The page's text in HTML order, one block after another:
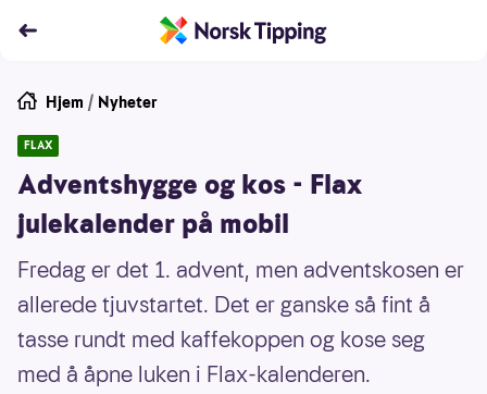
Hjem / Nyheter
FLAX
Adventshygge og kos - Flax
julekalender på mobil
Fredag er det 1. advent, men adventskosen er
allerede tjuvstartet. Det er ganske så fint å
tasse rundt med kaffekoppen og kose seg
med å åpne luken i Flax-kalenderen.